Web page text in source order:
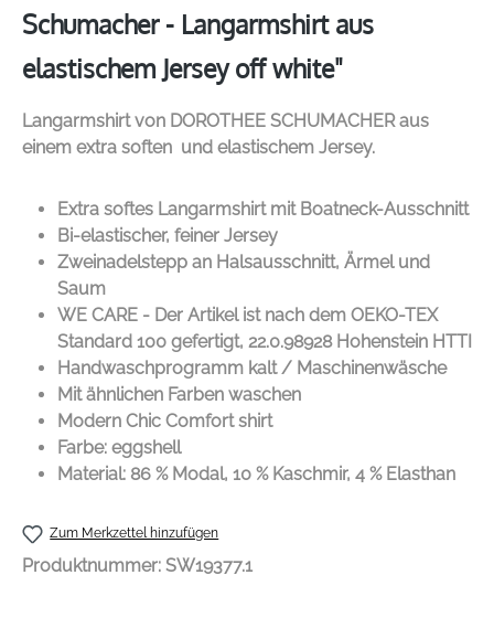
Schumacher - Langarmshirt aus
elastischem Jersey off white"
Langarmshirt von DOROTHEE SCHUMACHERaus
einem extra soften und elastischem Jersey.
Extra softes Langarmshirt mit Boatneck-Ausschnitt
Bi-elastischer, feiner Jersey
Zweinadelstepp an Halsausschnitt, Ärmel und
Saum
WE CARE - Der Artikel ist nach dem OEKO-TEX
Standard 100 gefertigt, 22.0.98928 Hohenstein HTTI
Handwaschprogramm kalt / Maschinenwäsche
Mit ähnlichen Farben waschen
Modern Chic Comfort shirt
Farbe: eggshell
Material: 86 % Modal, 10 % Kaschmir, 4 % Elasthan
Zum Merkzettel hinzufügen
Produktnummer: SW19377.1